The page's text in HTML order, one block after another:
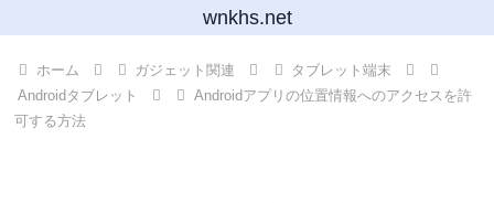
wnkhs.net
ホーム ガジェット関連
タブレット端末
Androidタブレット
Androidアプリの位置情報へのアクセスを許
可する方法